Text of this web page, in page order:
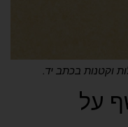
על